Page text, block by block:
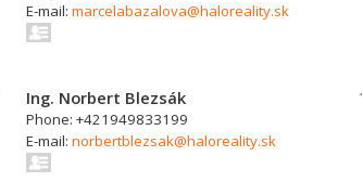
E-mail: marcelabazalova@haloreality.sk
Ing. Norbert Blezsák
Phone: +421949833199
E-mail: norbertblezsak@haloreality.sk